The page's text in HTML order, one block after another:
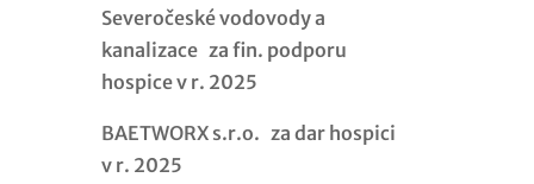
Severočeské vodovody a
kanalizace za fin. podporu
hospice v r. 2025
BAETWORX s.r.o. za dar hospici
v r. 2025